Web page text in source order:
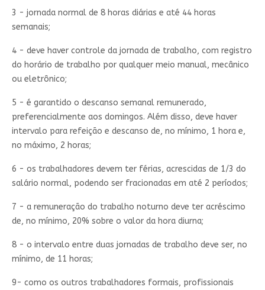
3 - jornada normal de 8 horas diárias e até 44 horas
semanais;
4 - deve haver controle da jornada de trabalho, com registro
do horário de trabalho por qualquer meio manual, mecânico
ou eletrônico;
5 - é garantido o descanso semanal remunerado,
preferencialmente aos domingos. Além disso, deve haver
intervalo para refeição e descanso de, no mínimo, 1 hora e,
no máximo, 2 horas;
6 - os trabalhadores devem ter férias, acrescidas de 1/3 do
salário normal, podendo ser fracionadas em até 2 períodos;
7 - a remuneração do trabalho noturno deve ter acréscimo
de, no mínimo, 20% sobre o valor da hora diurna;
8 - o intervalo entre duas jornadas de trabalho deve ser, no
mínimo, de 11 horas;
9- como os outros trabalhadores formais, profissionais